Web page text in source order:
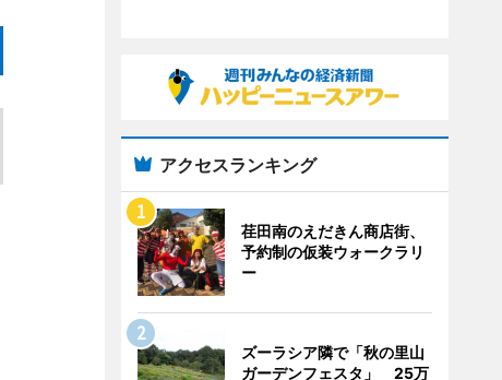
アクセスランキング
荏田南のえだきん商店街、
予約制の仮装ウォークラリ
ー
ズーラシア隣で「秋の里山
ガーデンフェスタ」 25万